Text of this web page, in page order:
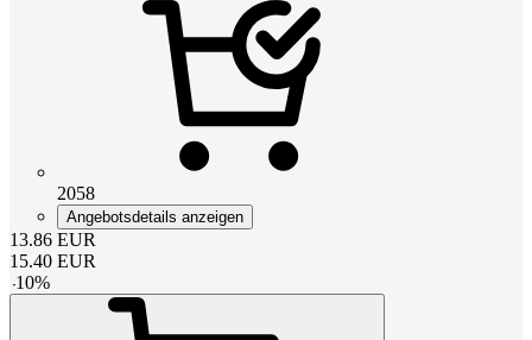
2058
Angebotsdetails anzeigen
13.86 EUR
15.40 EUR
-10%